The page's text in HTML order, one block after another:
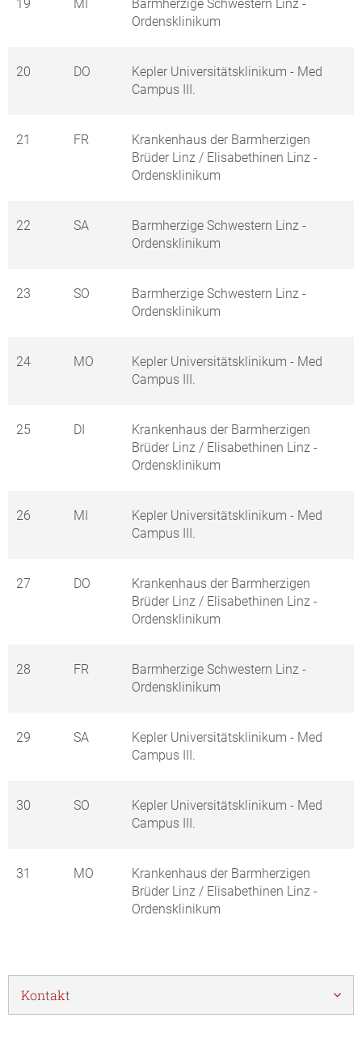
19 MI
Barmherzige Schwestern Linz -
Ordensklinikum
20 DO
Kepler Universitätsklinikum - Med
Campus III.
21 FR
Krankenhaus der Barmherzigen
Brüder Linz / Elisabethinen Linz -
Ordensklinikum
22 SA
Barmherzige Schwestern Linz -
Ordensklinikum
23 SO
Barmherzige Schwestern Linz -
Ordensklinikum
24 MO
Kepler Universitätsklinikum - Med
Campus III.
25 DI
Krankenhaus der Barmherzigen
Brüder Linz / Elisabethinen Linz -
Ordensklinikum
26 MI
Kepler Universitätsklinikum - Med
Campus III.
27 DO
Krankenhaus der Barmherzigen
Brüder Linz / Elisabethinen Linz -
Ordensklinikum
28 FR
Barmherzige Schwestern Linz -
Ordensklinikum
29 SA
Kepler Universitätsklinikum - Med
Campus III.
30 SO
Kepler Universitätsklinikum - Med
Campus III.
31 MO
Krankenhaus der Barmherzigen
Brüder Linz / Elisabethinen Linz -
Ordensklinikum
Kontakt